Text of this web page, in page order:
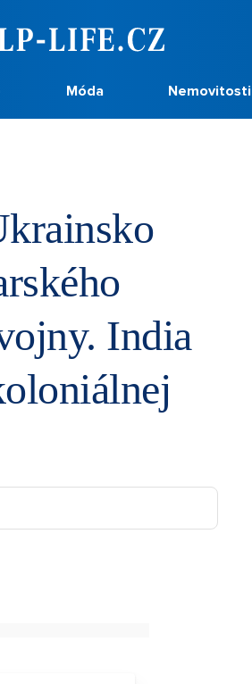
Móda Nemovitosti
India